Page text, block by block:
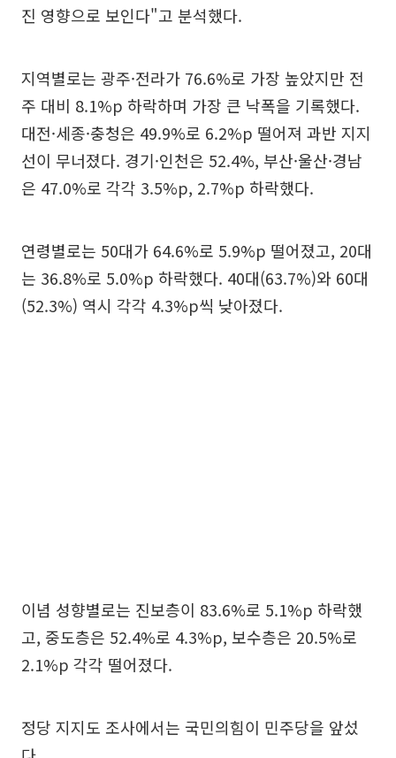
진 영향으로 보인다"고 분석했다.
지역별로는 광주·전라가 76.6%로 가장 높았지만 전
주 대비 8.1%p 하락하며 가장 큰 낙폭을 기록했다.
대전·세종·충청은 49.9%로 6.2%p 떨어져 과반 지지
선이 무너졌다. 경기·인천은 52.4%, 부산·울산·경남
은 47.0%로 각각 3.5%p, 2.7%p 하락했다.
연령별로는 50대가 64.6%로 5.9%p 떨어졌고, 20대
는 36.8%로 5.0%p 하락했다. 40대(63.7%)와 60대
(52.3%) 역시 각각 4.3%p씩 낮아졌다.
이념 성향별로는 진보층이 83.6%로 5.1%p 하락했
고, 중도층은 52.4%로 4.3%p, 보수층은 20.5%로
2.1%p 각각 떨어졌다.
정당 지지도 조사에서는 국민의힘이 민주당을 앞섰